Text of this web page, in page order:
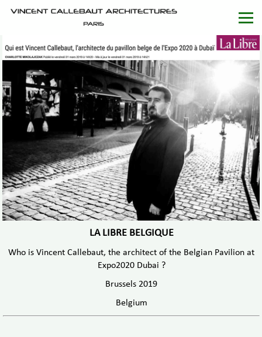
LA LIBRE BELGIQUE
Who is Vincent Callebaut, the architect of the Belgian Pavilion at
Expo2020 Dubai ?
Brussels 2019
Belgium